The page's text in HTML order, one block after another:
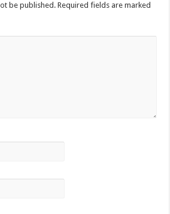
be published. Required fields are marked